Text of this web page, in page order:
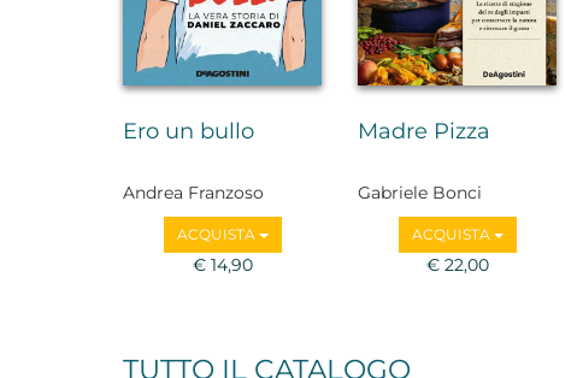
Ero un bullo
Andrea Franzoso
ACQUISTA
€ 14,90
Madre Pizza
Gabriele Bonci
ACQUISTA
€ 22,00
TUTTO IL CATALOGO